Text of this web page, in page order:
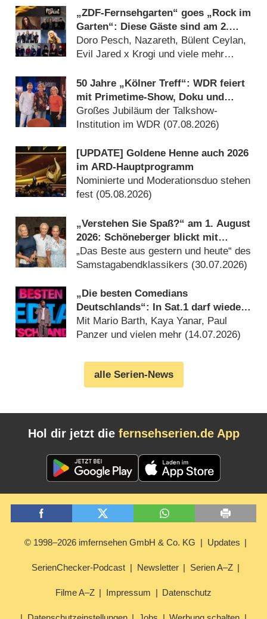
„ZDF-Fernsehgarten“ goes „Rock im
Garten“: Diese Gäste sind am 2.
August 2026 dabei
Doro Pesch, Nazareth, Bülent Ceylan,
Evil Jared x Krogi und viele mehr
50 Jahre „Kölner Treff“: WDR feiert
mit Primetime-Show, Doku und
Rückblicken
Großes Jubiläum der Talkshow-
Institution im WDR (07.08.2026)
[UPDATE] Goldene Henne auch 2026
im ARD-Hauptprogramm
Nominierte und Moderationsduo stehen
fest (05.08.2026)
„Verstehen Sie Spaß?“ am 1. August
2026: Schöneberger blickt mit
Kiewel und Kraus zurück
„Das Beste aus gestern und heute“ des
Samstagabendklassikers (30.07.2026)
„Die besten Comedians
Deutschlands“: In Sat.1 darf wieder
gelacht werden
Mit Mario Barth, Kaya Yanar, Paul
Panzer und vielen mehr (14.07.2026)
alle Serien-News
Hol dir jetzt die fernsehserien.de App
© 1998–2026 imfernsehen GmbH & Co. KG Updates
SerienChecker-Podcast Newsletter Serien A–Z
Filme A–Z Impressum Datenschutz